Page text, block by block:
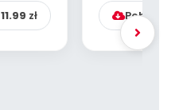
11.99 zł Pobierz